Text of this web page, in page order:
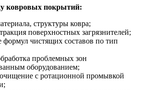
ковровых покрытий:
структуры ковра;
поверхностных загрязнителей;
формул чистящих составов по тип
проблемных зон
оборудованием;
с ротационной промывкой